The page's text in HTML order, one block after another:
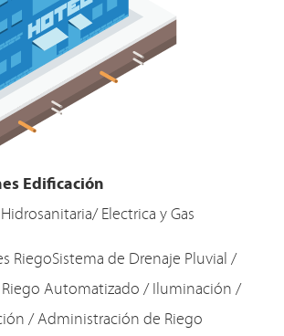
Edificación
Electrica y Gas
RiegoSistema de Drenaje Pluvial /
Riego Automatizado / Iluminación /
/ Administración de Riego